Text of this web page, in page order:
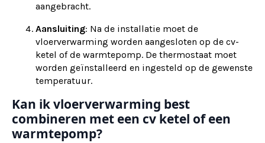
aangebracht.
Aansluiting: Na de installatie moet de
vloerverwarming worden aangesloten op de cv-
ketel of de warmtepomp. De thermostaat moet
worden geïnstalleerd en ingesteld op de gewenste
temperatuur.
Kan ik vloerverwarming best
combineren met een cv ketel of een
warmtepomp?